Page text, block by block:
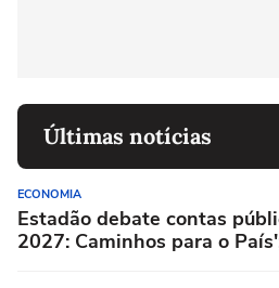
Últimas notícias
ECONOMIA
Estadão debate contas
2027: Caminhos para o